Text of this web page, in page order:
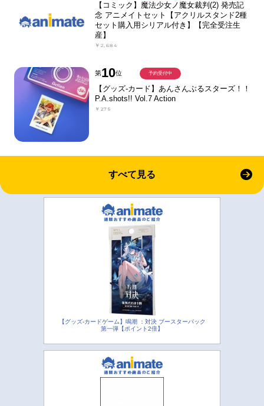
【コミック】魔法少女ノ魔女裁判(2) 発売記
念 アニメイトセット【アクリルスタンド2種
セット購入用シリアル付き】【完全受注生
産】
￥2,684
第10位
【グッズ-カード】あんさんぶるスターズ！！
P.A.shots!! Vol.7 Action
￥275
予約受付中
すべて見る
【グッズ-カードゲーム】鳴潮 ：対決 ブースターパック
第一弾【ポイント2倍】